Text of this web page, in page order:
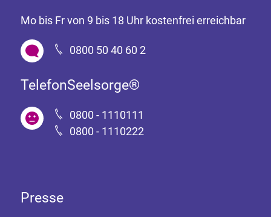
Mo bis Fr von 9 bis 18 Uhr kostenfrei erreichbar
0800 50 40 60 2
TelefonSeelsorge®
0800 - 1110111
0800 - 1110222
Presse